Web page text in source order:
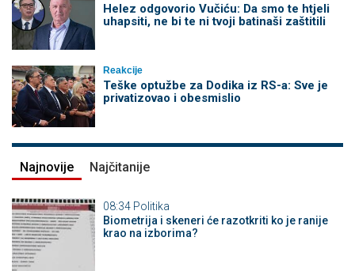
Helez odgovorio Vučiću: Da smo te htjeli
uhapsiti, ne bi te ni tvoji batinaši zaštitili
Reakcije
Teške optužbe za Dodika iz RS-a: Sve je
privatizovao i obesmislio
Najnovije Najčitanije
08:34 Politika
Biometrija i skeneri će razotkriti ko je ranije
krao na izborima?